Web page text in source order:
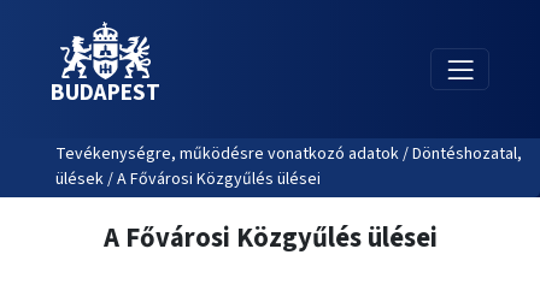
BUDAPEST
Tevékenységre, működésre vonatkozó adatok / Döntéshozatal,
ülések / A Fővárosi Közgyűlés ülései
A Fővárosi Közgyűlés ülései